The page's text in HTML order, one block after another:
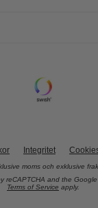
Integritet
moms och exklusive
reCAPTCHA and the Google
Terms of Service apply.